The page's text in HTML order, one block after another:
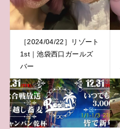
［2024/04/22］リゾート
1st｜池袋西口ガールズ
バー